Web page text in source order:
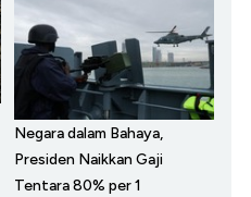
Negara dalam Bahaya,
Presiden Naikkan Gaji
Tentara 80% per 1